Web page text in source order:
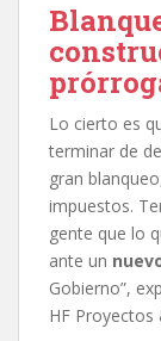
Lo cierto es
terminar de
gran
impuestos.
gente que lo
ante un
Gobierno”,
HF Proyectos